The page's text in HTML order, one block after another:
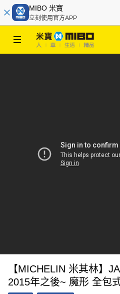
MIBO 米寶
立刻使用官方APP
【MICHELIN 米其林】
2015年之後~ 魔形 全包